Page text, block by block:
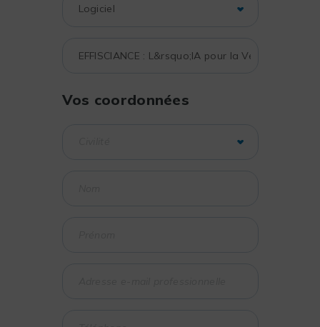
Vos coordonnées